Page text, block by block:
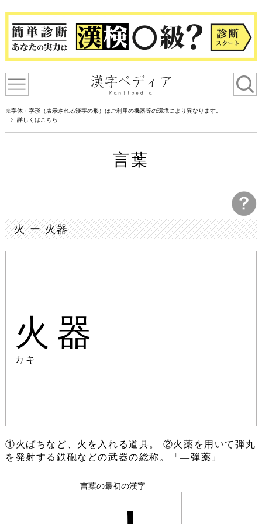
※字体・字形（表示される漢字の形）はご利用の機器等の環境により異なります。
詳しくはこちら
言葉
火 ー 火器
火器
カキ
①火ばちなど、火を入れる道具。 ②火薬を用いて弾丸
を発射する鉄砲などの武器の総称。「―弾薬」
言葉の最初の漢字